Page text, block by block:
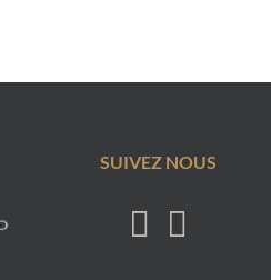
SUIVEZ NOUS